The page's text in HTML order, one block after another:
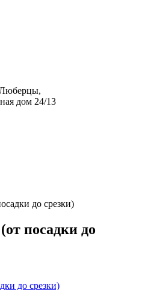
Люберцы,
дом 24/13
до срезки)
посадки до